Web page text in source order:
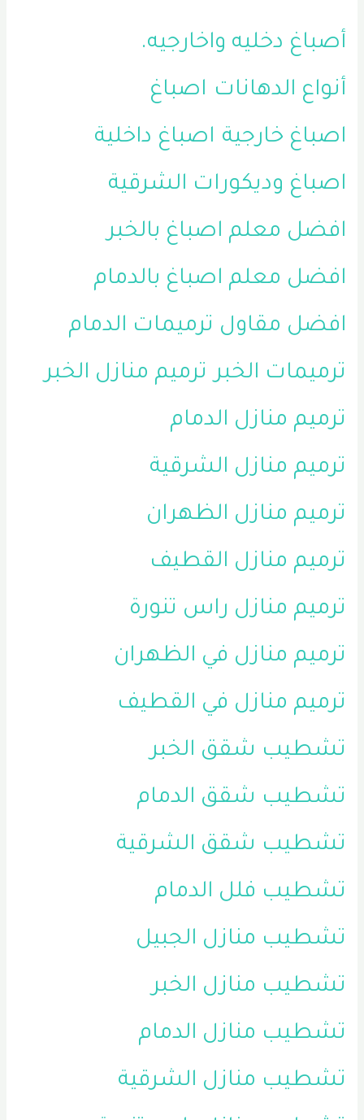
أصباغ دخليه واخارجيه.
أنواع الدهانات اصباغ
اصباغ خارجية اصباغ داخلية
اصباغ وديكورات الشرقية
افضل معلم اصباغ بالخبر
افضل معلم اصباغ بالدمام
افضل مقاول ترميمات الدمام
ترميمات الخبر ترميم منازل الخبر
ترميم منازل الدمام
ترميم منازل الشرقية
ترميم منازل الظهران
ترميم منازل القطيف
ترميم منازل راس تنورة
ترميم منازل في الظهران
ترميم منازل في القطيف
تشطيب شقق الخبر
تشطيب شقق الدمام
تشطيب شقق الشرقية
تشطيب فلل الدمام
تشطيب منازل الجبيل
تشطيب منازل الخبر
تشطيب منازل الدمام
تشطيب منازل الشرقية